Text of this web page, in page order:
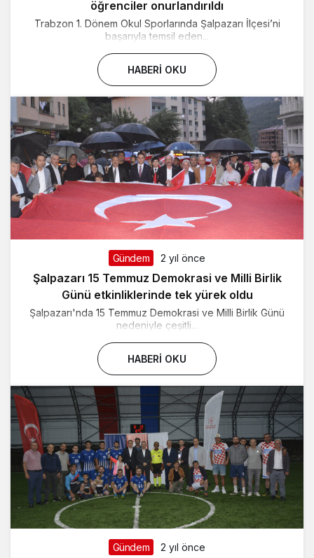
öğrenciler onurlandırıldı
Trabzon 1. Dönem Okul Sporlarında Şalpazarı İlçesi’ni
başarıyla temsil eden...
HABERI OKU
Gündem 2 yıl önce
Şalpazarı 15 Temmuz Demokrasi ve Milli Birlik
Günü etkinliklerinde tek yürek oldu
Şalpazarı'nda 15 Temmuz Demokrasi ve Milli Birlik Günü
nedeniyle çeşitli...
HABERI OKU
Gündem 2 yıl önce